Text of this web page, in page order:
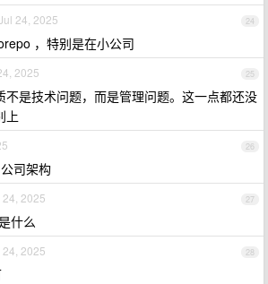
24
24, 2025
，特别是在小公司
25
2025
不是技术问题，而是管理问题。这一点都还没
上
26
司架构
27
2025
什么
28
2025